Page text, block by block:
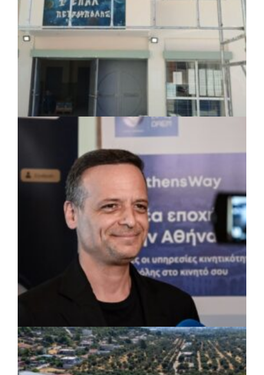
πριν από 4 μέρες
Περιφέρεια Θεσσαλίας: Νέος
ιατροτεχνολογικός εξοπλισμός και
αναβάθμιση του ΚΕΦΙΑΠ Καρδίτσας
πριν από 4 μέρες
Δήμος Αθηναίων: 651 δημότες συμμετείχαν
στις δράσεις διατροφικής υποστήριξης
ΤΟΠΙΚΗ ΑΥΤΟΔΙΟΙΚΗΣΗ 07/08/2026 · 17:45
Δήμος Πετρούπολης: Εργασίες
συντήρησης σε σχολεία και αθλητικές
εγκαταστάσεις
ΡΕΠΟΡΤΑΖ | 07/08/2026 · 17:27
Ο Δούκας για έργα, καθαριότητα και τη
μάχη των επόμενων εκλογών: «Η καλύτερη